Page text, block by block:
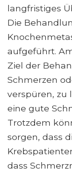
langfristiges
Die
aufgeführt.
Ziel der
Schmerzen
verspüren, zu
eine gute
Trotzdem
sorgen, dass
dass